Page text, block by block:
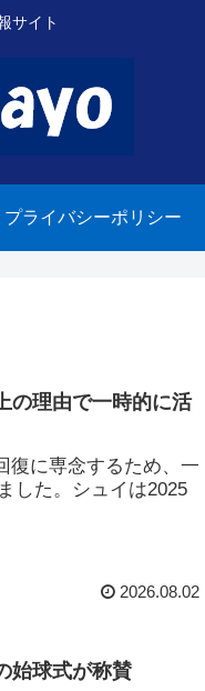
サイト
プライバシーポリシー
の理由で一時的に活
復に専念するため、一
した。シュイは2025
2026.08.02
始球式が称賛